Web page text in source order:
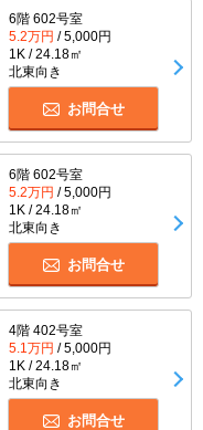
6階 602号室
5.2万円 / 5,000円
1K / 24.18㎡
北東向き
お問合せ
6階 602号室
5.2万円 / 5,000円
1K / 24.18㎡
北東向き
お問合せ
4階 402号室
5.1万円 / 5,000円
1K / 24.18㎡
北東向き
お問合せ